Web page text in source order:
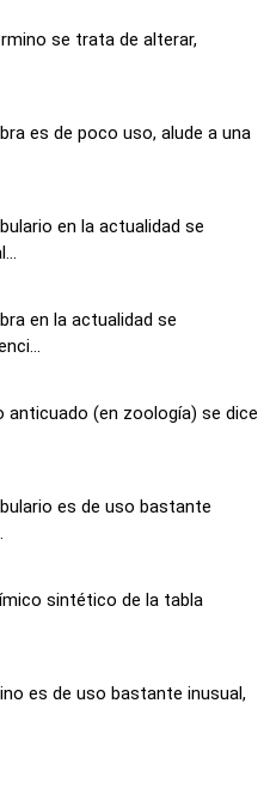
se trata de alterar,
es de poco uso, alude a una
en la actualidad se
en la actualidad se
anticuado (en zoología) se dice
es de uso bastante
sintético de la tabla
es de uso bastante inusual,